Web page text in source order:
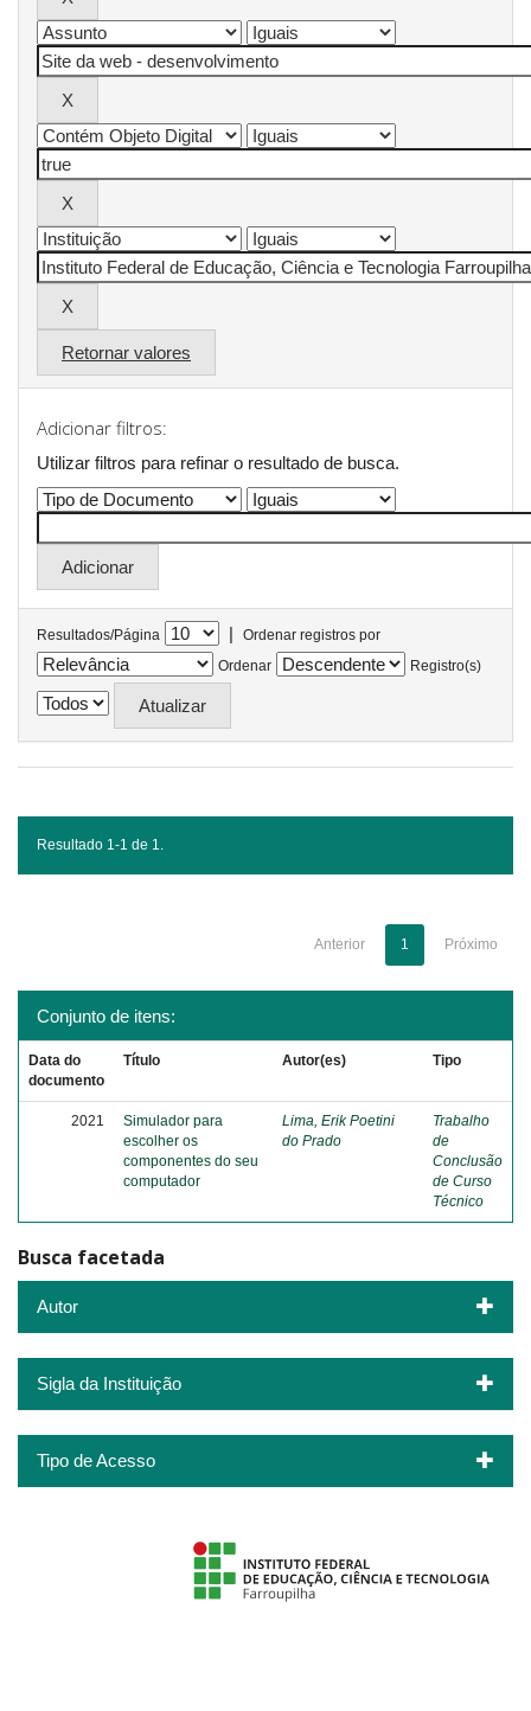
Retornar valores
Adicionar filtros:
Utilizar filtros para refinar o resultado de busca.
Resultados/Página |
Ordenar registros por
Ordenar
Registro(s)
Resultado 1-1 de 1.
Anterior 1 Próximo
Conjunto de itens:
Data do
documento
Título Autor(es) Tipo
2021
Simulador para
escolher os
componentes do seu
computador
Lima, Erik Poetini
do Prado
Trabalho
de
Conclusão
de Curso
Técnico
Busca facetada
Autor
Sigla da Instituição
Tipo de Acesso